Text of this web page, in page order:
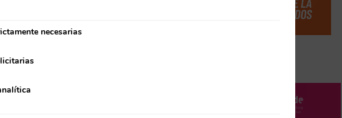
Y tres premios extra:
necesarias
necesarias